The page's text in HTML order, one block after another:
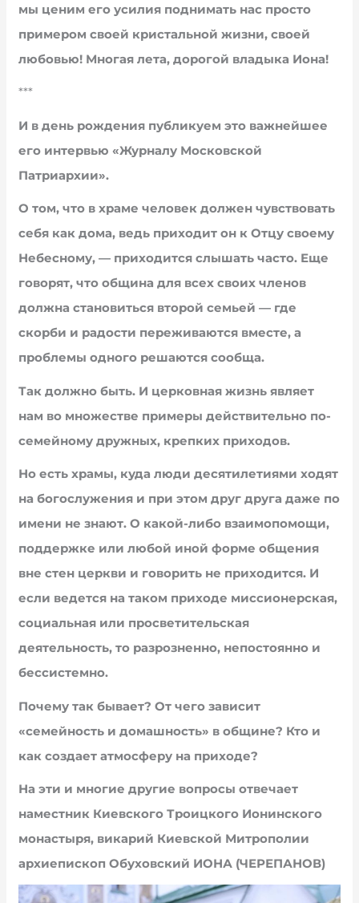
мы ценим его усилия поднимать нас просто
примером своей кристальной жизни, своей
любовью! Многая лета, дорогой владыка Иона!
***
И в день рождения публикуем это важнейшее
его интервью «Журналу Московской
Патриархии».
О том, что в храме человек должен чувствовать
себя как дома, ведь приходит он к Отцу своему
Небесному, — приходится слышать часто. Еще
говорят, что община для всех своих членов
должна становиться второй семьей — где
скорби и радости переживаются вместе, а
проблемы одного решаются сообща.
Так должно быть. И церковная жизнь являет
нам во множестве примеры действительно по-
семейному дружных, крепких приходов.
Но есть храмы, куда люди десятилетиями ходят
на богослужения и при этом друг друга даже по
имени не знают. О какой-либо взаимопомощи,
поддержке или любой иной форме общения
вне стен церкви и говорить не приходится. И
если ведется на таком приходе миссионерская,
социальная или просветительская
деятельность, то разрозненно, непостоянно и
бессистемно.
Почему так бывает? От чего зависит
«семейность и домашность» в общине? Кто и
как создает атмосферу на приходе?
На эти и многие другие вопросы отвечает
наместник Киевского Троицкого Ионинского
монастыря, викарий Киевской Митрополии
архиепископ Обуховский ИОНА (ЧЕРЕПАНОВ)